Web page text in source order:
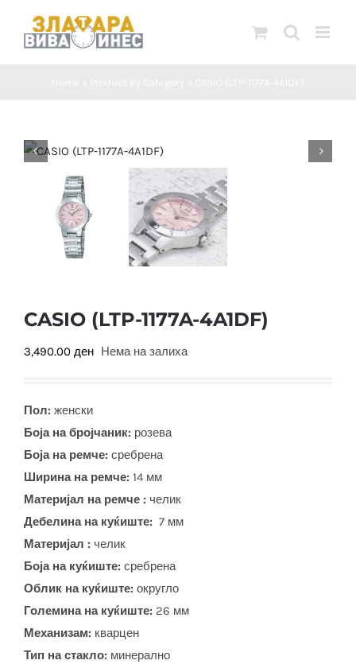
CASIO (LTP-1177A-4A1DF)
3,490.00 ден Нема на залиха
Пол: женски
Боја на бројчаник: розева
Боја на ремче: сребрена
Ширина на ремче: 14 мм
Материјал на ремче : челик
Дебелина на куќиште: 7 мм
Материјал : челик
Боја на куќиште: сребрена
Облик на куќиште: округло
Големина на куќиште: 26 мм
Механизам: кварцен
Тип на стакло: минерално